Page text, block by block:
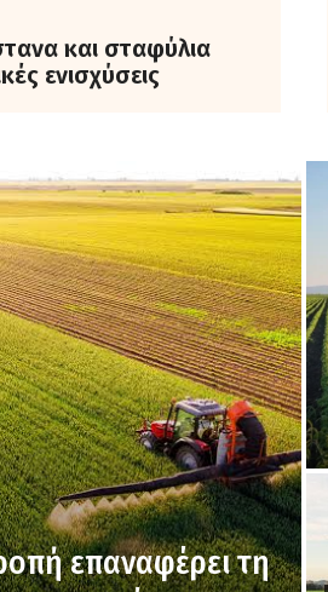
και σταφύλια
ενισχύσεις
επαναφέρει τη